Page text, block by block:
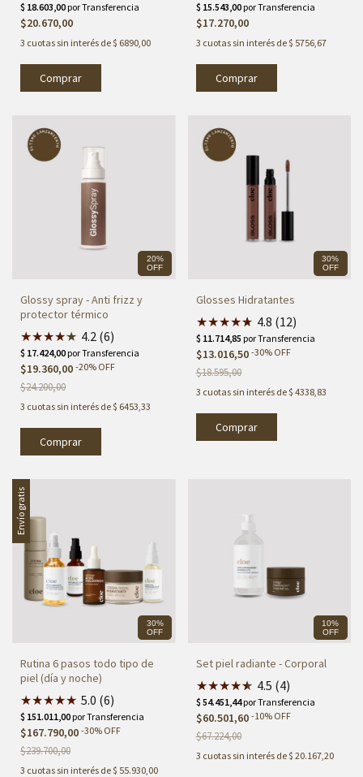
$20.670,00
3 cuotas sin interés de$ 6890,00
$17.270,00
3 cuotas sin interés de$ 5756,67
20%
OFF
Glossy spray - Anti frizz y
protector térmico
★★★★★
★ 4.2 (6)
$19.360,00 -20% OFF
$24.200,00
3 cuotas sin interés de$ 6453,33
30%
OFF
Glosses Hidratantes
★★★★★
★ 4.8 (12)
$13.016,50 -30% OFF
$18.595,00
3 cuotas sin interés de$ 4338,83
Comprar
Envío gratis
30%
OFF
Rutina 6 pasos todo tipo de
piel (día y noche)
★★★★★ 5.0 (6)
$167.790,00 -30% OFF
$239.700,00
3 cuotas sin interés de$ 55.930,00
10%
OFF
Set piel radiante - Corporal
★★★★★
★ 4.5 (4)
$60.501,60 -10% OFF
$67.224,00
3 cuotas sin interés de$ 20.167,20